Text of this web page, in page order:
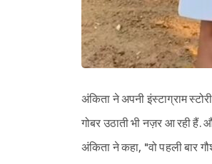
अंकिता ने अपनी इंस्टाग्राम
गोबर उठाती भी नज़र आ रही
अंकिता ने कहा, "वो पहली बार